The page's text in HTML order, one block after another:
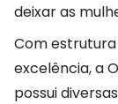
deixar as
Com
excelência, a
possui